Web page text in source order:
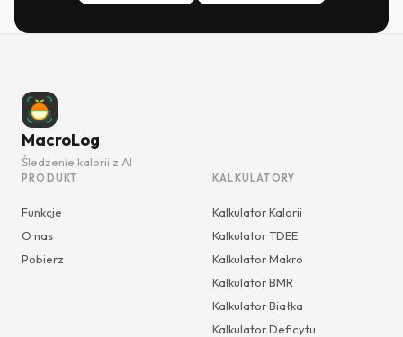
MacroLog
Śledzenie kalorii z AI
PRODUKT
Funkcje
O nas
Pobierz
KALKULATORY
Kalkulator Kalorii
Kalkulator TDEE
Kalkulator Makro
Kalkulator BMR
Kalkulator Białka
Kalkulator Deficytu